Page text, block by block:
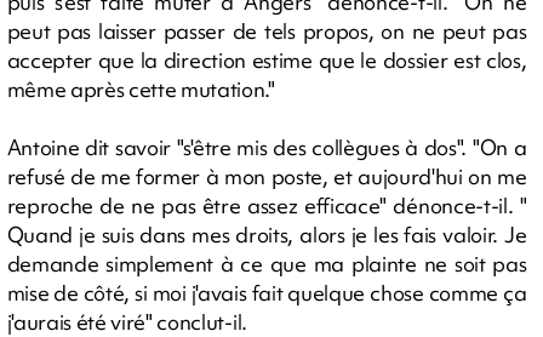
peut pas laisser passer de tels propos, on ne peut pas
accepter que la direction estime que le dossier est clos,
même après cette mutation."
Antoine dit savoir "s'être mis des collègues à dos". "On a
refusé de me former à mon poste, et aujourd'hui on me
reproche de ne pas être assez efficace" dénonce-t-il. "
Quand je suis dans mes droits, alors je les fais valoir. Je
demande simplement à ce que ma plainte ne soit pas
mise de côté, si moi j'avais fait quelque chose comme ça
j'aurais été viré" conclut-il.